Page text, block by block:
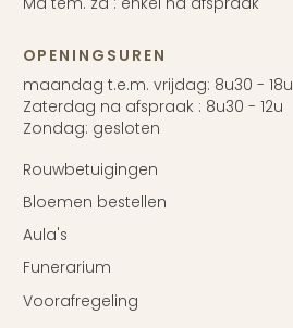
OPENINGSUREN
maandag t.e.m. vrijdag: 8u30 - 18u
Zaterdag na afspraak : 8u30 - 12u
Zondag: gesloten
Rouwbetuigingen
Bloemen bestellen
Aula's
Funerarium
Voorafregeling